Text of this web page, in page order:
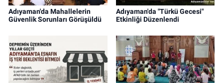
Adıyaman'da Mahallelerin
Güvenlik Sorunları Görüşüldü
Adıyaman'da "Türkü Gecesi"
Etkinliği Düzenlendi